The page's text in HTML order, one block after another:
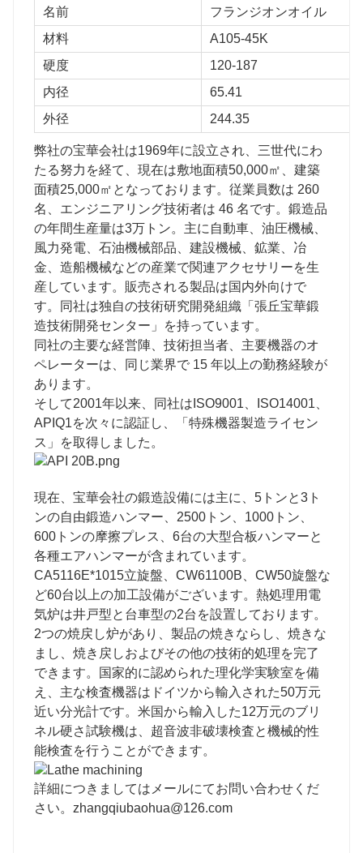
名前
フランジオンオイル
材料
A105-45K
硬度
120-187
内径
65.41
外径
244.35
弊社の宝華会社は1969年に設立され、三世代にわ
たる努力を経て、現在は敷地面積50,000㎡、建築
面積25,000㎡となっております。従業員数は 260
名、エンジニアリング技術者は 46 名です。鍛造品
の年間生産量は3万トン。主に自動車、油圧機械、
風力発電、石油機械部品、建設機械、鉱業、冶
金、造船機械などの産業で関連アクセサリーを生
産しています。販売される製品は国内外向けで
す。同社は独自の技術研究開発組織「張丘宝華鍛
造技術開発センター」を持っています。
同社の主要な経営陣、技術担当者、主要機器のオ
ペレーターは、同じ業界で 15 年以上の勤務経験が
あります。
そして2001年以来、同社はISO9001、ISO14001、
APIQ1を次々に認証し、「特殊機器製造ライセン
ス」を取得しました。
現在、宝華会社の鍛造設備には主に、5トンと3ト
ンの自由鍛造ハンマー、2500トン、1000トン、
600トンの摩擦プレス、6台の大型合板ハンマーと
各種エアハンマーが含まれています。
CA5116E*1015立旋盤、CW61100B、CW50旋盤な
ど60台以上の加工設備がございます。熱処理用電
気炉は井戸型と台車型の2台を設置しております。
2つの焼戻し炉があり、製品の焼きならし、焼きな
まし、焼き戻しおよびその他の技術的処理を完了
できます。国家的に認められた理化学実験室を備
え、主な検査機器はドイツから輸入された50万元
近い分光計です。米国から輸入した12万元のブリ
ネル硬さ試験機は、超音波非破壊検査と機械的性
能検査を行うことができます。
詳細につきましてはメールにてお問い合わせくだ
さい。 zhangqiubaohua@126.com